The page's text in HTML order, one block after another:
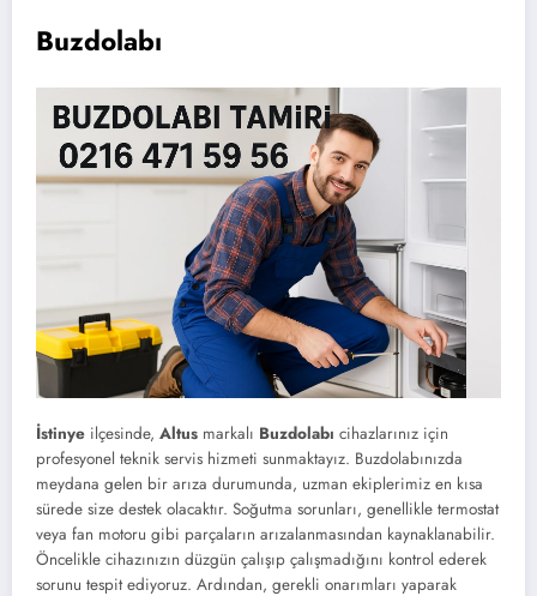
Buzdolabı
İstinye ilçesinde, Altus markalı Buzdolabı cihazlarınız için
profesyonel teknik servis hizmeti sunmaktayız. Buzdolabınızda
meydana gelen bir arıza durumunda, uzman ekiplerimiz en kısa
sürede size destek olacaktır. Soğutma sorunları, genellikle termostat
veya fan motoru gibi parçaların arızalanmasından kaynaklanabilir.
Öncelikle cihazınızın düzgün çalışıp çalışmadığını kontrol ederek
sorunu tespit ediyoruz. Ardından, gerekli onarımları yaparak